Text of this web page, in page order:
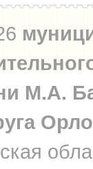
М.А.